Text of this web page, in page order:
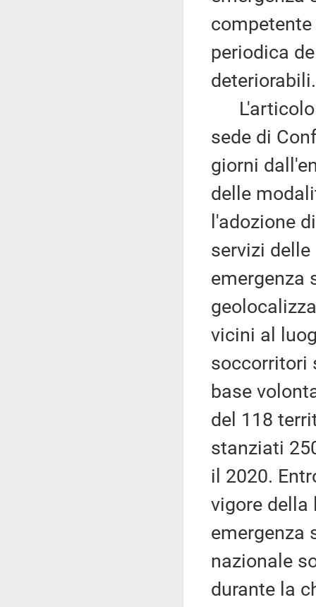
periodica
deteriorabili.
L'articolo
sede di
giorni
delle
l'adozione
servizi
emergenza
vicini al
soccorritori
base
del 118
stanziati
il 2020.
vigore della
emergenza
nazionale
durante la